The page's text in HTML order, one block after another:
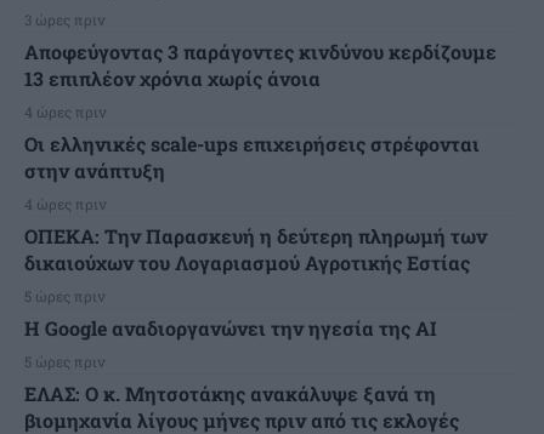
3 ώρες πριν
Αποφεύγοντας 3 παράγοντες κινδύνου κερδίζουμε
13 επιπλέον χρόνια χωρίς άνοια
4 ώρες πριν
Οι ελληνικές scale-ups επιχειρήσεις στρέφονται
στην ανάπτυξη
4 ώρες πριν
ΟΠΕΚΑ: Την Παρασκευή η δεύτερη πληρωμή των
δικαιούχων του Λογαριασμού Αγροτικής Εστίας
5 ώρες πριν
H Google αναδιοργανώνει την ηγεσία της AI
5 ώρες πριν
ΕΛΑΣ: Ο κ. Μητσοτάκης ανακάλυψε ξανά τη
βιομηχανία λίγους μήνες πριν από τις εκλογές